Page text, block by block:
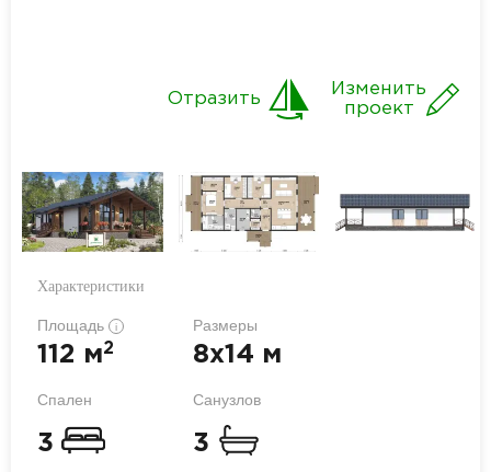
Изменить
проект
Отразить
Характеристики
Площадь i
112 м2
Размеры
8x14 м
Спален
3
Санузлов
3